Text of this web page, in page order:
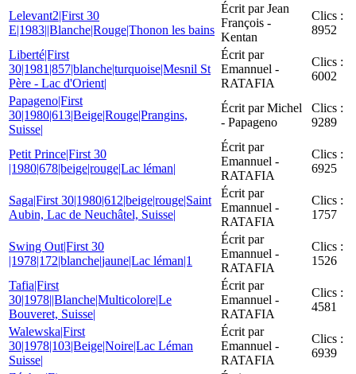
Lelevant2|First 30
E|1983||Blanche|Rouge|Thonon les bains
Écrit par Jean
François -
Kentan
Clics :
8952
Liberté|First
30|1981|857|blanche|turquoise|Mesnil St
Père - Lac d'Orient|
Écrit par
Emannuel -
RATAFIA
Clics :
6002
Papageno|First
30|1980|613|Beige|Rouge|Prangins,
Suisse|
Écrit par Michel
- Papageno
Clics :
9289
Petit Prince|First 30
|1980|678|beige|rouge|Lac léman|
Écrit par
Emannuel -
RATAFIA
Clics :
6925
Saga|First 30|1980|612|beige|rouge|Saint
Aubin, Lac de Neuchâtel, Suisse|
Écrit par
Emannuel -
RATAFIA
Clics :
1757
Swing Out|First 30
|1978|172|blanche|jaune|Lac léman|1
Écrit par
Emannuel -
RATAFIA
Clics :
1526
Tafia|First
30|1978||Blanche|Multicolore|Le
Bouveret, Suisse|
Écrit par
Emannuel -
RATAFIA
Clics :
4581
Walewska|First
30|1978|103|Beige|Noire|Lac Léman
Suisse|
Écrit par
Emannuel -
RATAFIA
Clics :
6939